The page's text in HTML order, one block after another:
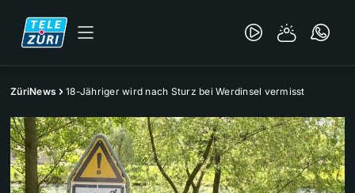
ZüriNews 18-Jähriger wird nach Sturz bei Werdinsel vermisst